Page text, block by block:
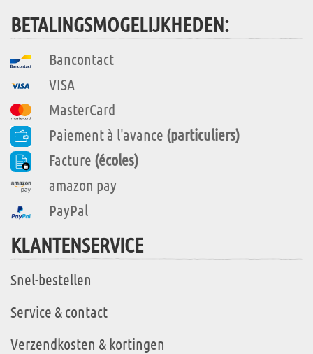
BETALINGSMOGELIJKHEDEN:
Bancontact
VISA
MasterCard
Paiement à l'avance (particuliers)
Facture (écoles)
amazon pay
PayPal
KLANTENSERVICE
Snel-bestellen
Service & contact
Verzendkosten & kortingen